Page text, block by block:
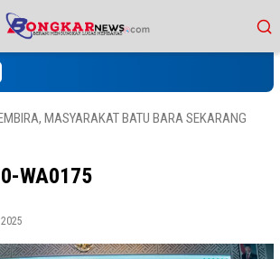
MASYARAKAT BATU BARA SEKARANG
WA0175